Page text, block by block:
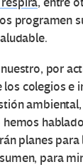
programen
por
los colegios e
hemos
planes
para